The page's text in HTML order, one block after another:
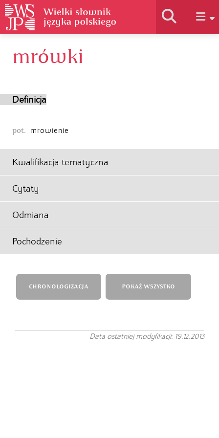
Historia słownika
mrówki
Definicja
pot. mrowienie
Kwalifikacja tematyczna
Cytaty
Odmiana
Pochodzenie
CHRONOLOGIZACJA POKAŻ WSZYSTKO
Data ostatniej modyfikacji: 19.12.2013